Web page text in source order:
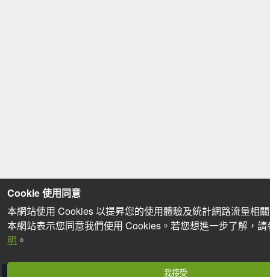
Cookie 使用同意
本網站使用 Cookies 以提昇您的使用體驗及統計網路流量相
本網站表示您同意我們使用 Cookies。若您想進一步了解，
明 。
我接受